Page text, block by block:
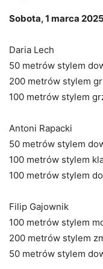
Sobota, 1 marca
Daria Lech
50 metrów stylem
200 metrów stylem
100 metrów stylem
Antoni Rapacki
50 metrów stylem
100 metrów stylem
100 metrów stylem
Filip Gajownik
100 metrów stylem
200 metrów stylem
50 metrów stylem